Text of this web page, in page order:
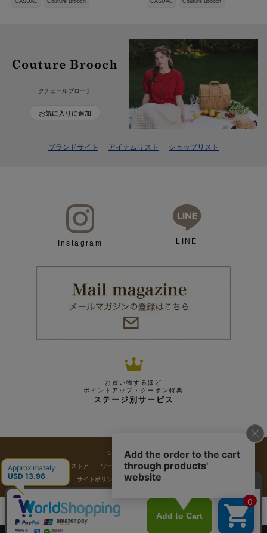
CASUAL Couture Brooch CASUAL Couture Brooch
クチュールブローチ
お気に入りに追加
ブランドサイト アイテムリスト ショップリスト
Instagram LINE
お買い物するほど
ポイントアップ・クーポン特典
ステージ別サービス
ショッピングガイド
ワールド オンラインストア
ワールド プレミアムクラブ お客様窓口
利用規約
サイトポリシー プライバシーポリシー
Copyrights © WORLD CO.,LTD. All rights reserved.